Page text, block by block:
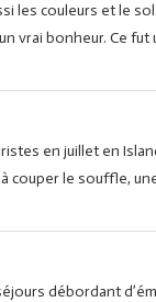
les couleurs et le
vrai bonheur. Ce
en juillet en
couper le souffle,
débordant